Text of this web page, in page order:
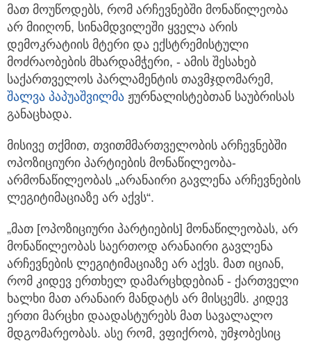
მათ მოუწოდებს, რომ არჩევნებში მონაწილეობა
არ მიიღონ, სინამდვილეში ყველა არის
დემოკრატიის მტერი და ექსტრემისტული
მოძრაობების მხარდამჭერი, - ამის შესახებ
საქართველოს პარლამენტის თავმჯდომარემ,
შალვა პაპუაშვილმა ჟურნალისტებთან საუბრისას
განაცხადა.
მისივე თქმით, თვითმმართველობის არჩევნებში
ოპოზიციური პარტიების მონაწილეობა-
არმონაწილეობას „არანაირი გავლენა არჩევნების
ლეგიტიმაციაზე არ აქვს“.
„მათ [ოპოზიციური პარტიების] მონაწილეობას, არ
მონაწილეობას საერთოდ არანაირი გავლენა
არჩევნების ლეგიტიმაციაზე არ აქვს. მათ იციან,
რომ კიდევ ერთხელ დამარცხდებიან - ქართველი
ხალხი მათ არანაირ მანდატს არ მისცემს. კიდევ
ერთი მარცხი დაადასტურებს მათ სავალალო
მდგომარეობას. ასე რომ, ვფიქრობ, უმჯობესიც